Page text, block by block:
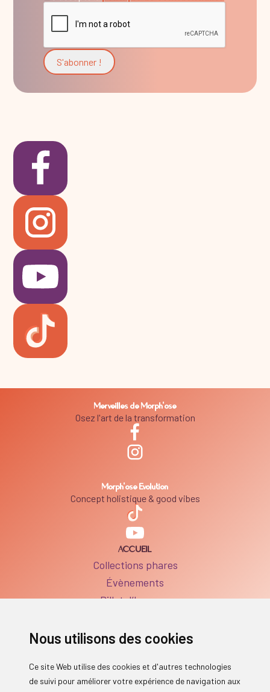
Nous utilisons des cookies
Ce site Web utilise des cookies et d'autres technologies
de suivi pour améliorer votre expérience de navigation aux
Merveilles de Morph'ose
Osez l'art de la transformation
Morph'ose Evolution
Concept holistique & good vibes
ACCUEIL
Collections phares
Évènements
Billet d’humeur
FAQ Produits
Séances individuelles